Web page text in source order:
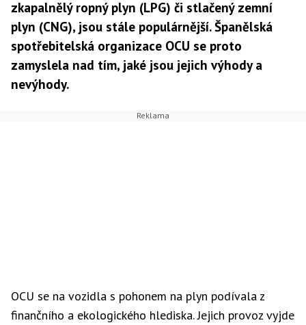
zkapalnělý ropný plyn (LPG) či stlačený zemní
plyn (CNG), jsou stále populárnější. Španělská
spotřebitelská organizace OCU se proto
zamyslela nad tím, jaké jsou jejich výhody a
nevýhody.
OCU se na vozidla s pohonem na plyn podívala z
finančního a ekologického hlediska. Jejich provoz vyjde